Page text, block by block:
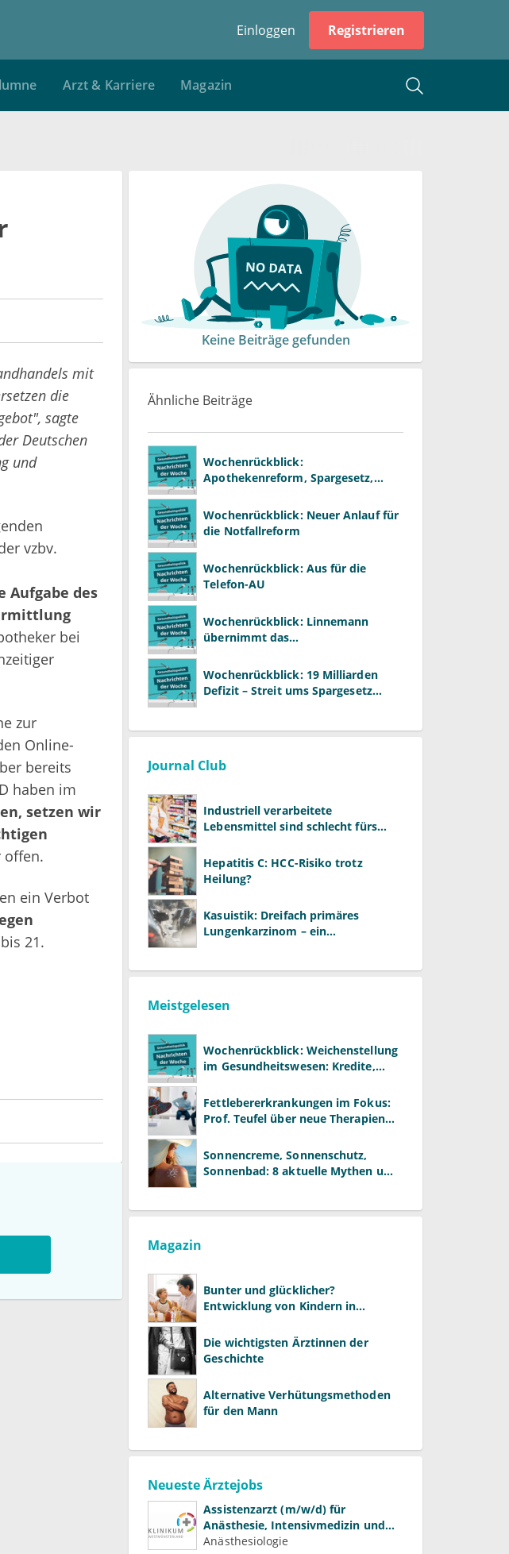
Einloggen Registrieren
Arzt & Karriere Magazin
mit
die
sagte
Deutschen
und
vzbv.
Aufgabe des
bei
zur
Online-
bereits
haben im
setzen wir
offen.
ein Verbot
21.
Keine Beiträge gefunden
Ähnliche Beiträge
Wochenrückblick:
Apothekenreform, Spargesetz,
Wochenrückblick: Neuer Anlauf für
die Notfallreform
Wochenrückblick: Aus für die
Telefon-AU
Wochenrückblick: Linnemann
übernimmt das
Warken
Wochenrückblick: 19 Milliarden
Defizit – Streit ums Spargesetz
Journal Club
Industriell verarbeitete
Lebensmittel sind schlecht fürs
Hepatitis C: HCC-Risiko trotz
Heilung?
Kasuistik: Dreifach primäres
Lungenkarzinom – ein
Meistgelesen
Wochenrückblick: Weichenstellung
im Gesundheitswesen: Kredite,
Fettlebererkrankungen im Fokus:
Prof. Teufel über neue Therapien
Sonnencreme, Sonnenschutz,
Sonnenbad: 8 aktuelle Mythen und
Magazin
Bunter und glücklicher?
Entwicklung von Kindern in
Die wichtigsten Ärztinnen der
Geschichte
Alternative Verhütungsmethoden
für den Mann
Neueste Ärztejobs
Assistenzarzt (m/w/d) für
Anästhesie, Intensivmedizin und
Schmerztherapie
Anästhesiologie